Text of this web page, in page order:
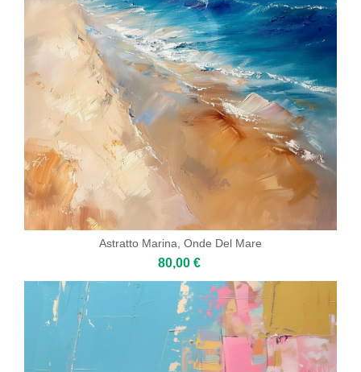
Astratto Marina, Onde Del Mare
80,00 €